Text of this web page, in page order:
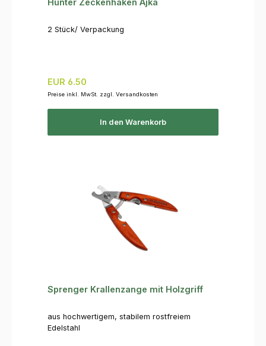
Hunter Zeckenhaken Ajka
2 Stück/ Verpackung
Regulärer Preis:
EUR 6.50
Preise inkl. MwSt. zzgl. Versandkosten
In den Warenkorb
Sprenger Krallenzange mit Holzgriff
aus hochwertigem, stabilem rostfreiem
Edelstahl